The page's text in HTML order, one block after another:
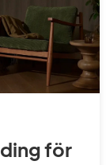
för